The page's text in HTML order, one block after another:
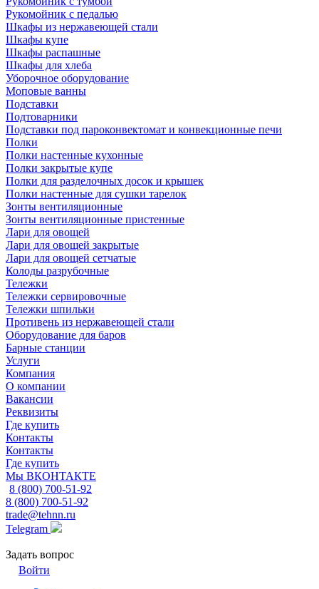
Рукомойник с педалью
Шкафы из нержавеющей стали
Шкафы купе
Шкафы распашные
Шкафы для хлеба
Уборочное оборудование
Моповые ванны
Подставки
Подтоварники
Подставки под пароконвектомат и конвекционные печи
Полки
Полки настенные кухонные
Полки закрытые купе
Полки для разделочных досок и крышек
Полки настенные для сушки тарелок
Зонты вентиляционные
Зонты вентиляционные пристенные
Лари для овощей
Лари для овощей закрытые
Лари для овощей сетчатые
Колоды разрубочные
Тележки
Тележки сервировочные
Тележки шпильки
Противень из нержавеющей стали
Оборудование для баров
Барные станции
Услуги
Компания
О компании
Вакансии
Реквизиты
Где купить
Контакты
Контакты
Где купить
Мы ВКОНТАКТЕ
8 (800) 700-51-92
8 (800) 700-51-92
trade@tehnn.ru
Telegram
Задать вопрос
Войти